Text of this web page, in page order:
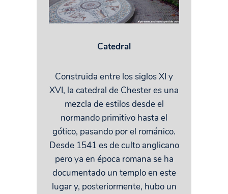
Catedral
Construida entre los siglos XI y
XVI, la catedral de Chester es una
mezcla de estilos desde el
normando primitivo hasta el
gótico, pasando por el románico.
Desde 1541 es de culto anglicano
pero ya en época romana se ha
documentado un templo en este
lugar y, posteriormente, hubo un